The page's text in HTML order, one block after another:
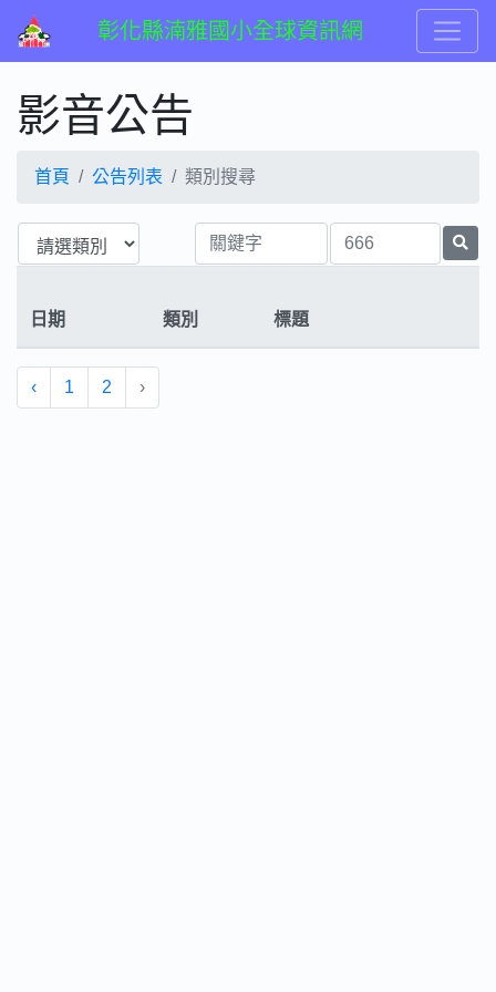
彰化縣湳雅國小全球資訊網
影音公告
首頁 公告列表 類別搜尋
日期 類別 標題
‹ 1 2 ›